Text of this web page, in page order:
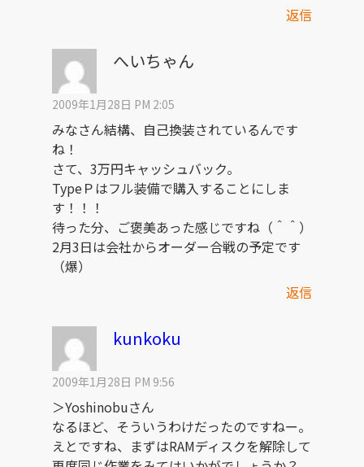
返信
へいちゃん
2009年1月28日 PM 2:05
みなさん結構、自己換装されているんです
ね！
さて、3万円キャッシュバック。
TypeＰはフル装備で購入することにしま
す！！！
待った分、ご褒美あった感じですね（＾＾）
2月3日は会社からオーダー合戦の予定です
（爆）
返信
kunkoku
2009年1月28日 PM 9:56
＞Yoshinobuさん
なるほど、そういうわけだったのですねー。
えとですね、まずはRAMディスクを解除して